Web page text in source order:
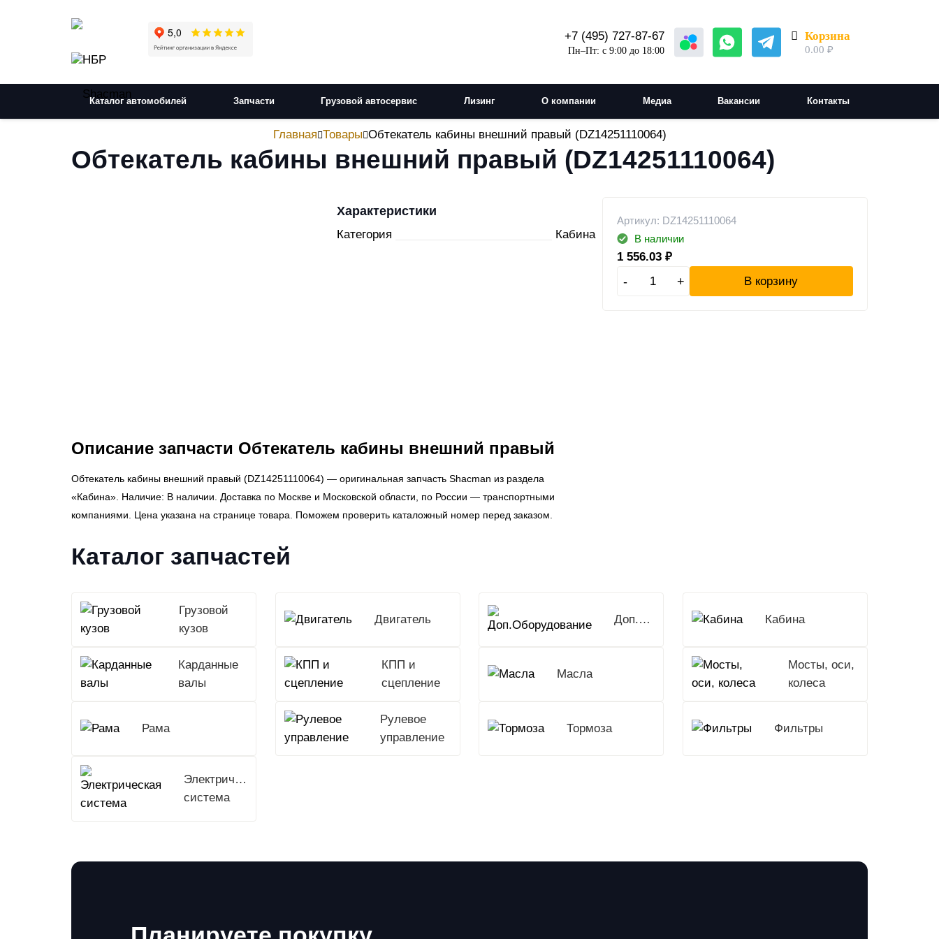
+7 (495) 727-87-67
Пн–Пт: с 9:00 до 18:00
Корзина
0.00 ₽
Каталог автомобилей Запчасти Грузовой автосервис Лизинг О компании Медиа Вакансии Контакты
Главная Товары Обтекатель кабины внешний правый (DZ14251110064)
Обтекатель кабины внешний правый (DZ14251110064)
Характеристики
Категория Кабина
Артикул: DZ14251110064
В наличии
1 556.03 ₽
- + В корзину
Описание запчасти Обтекатель кабины внешний правый
Обтекатель кабины внешний правый (DZ14251110064) — оригинальная запчасть Shacman из раздела
«Кабина». Наличие: В наличии. Доставка по Москве и Московской области, по России — транспортными
компаниями. Цена указана на странице товара. Поможем проверить каталожный номер перед заказом.
Каталог запчастей
Грузовой
кузов
Двигатель Доп.Оборудование Кабина
Карданные
валы
КПП и
сцепление
Масла
Мосты, оси,
колеса
Рама
Рулевое
управление
Тормоза Фильтры
Электрическая
система